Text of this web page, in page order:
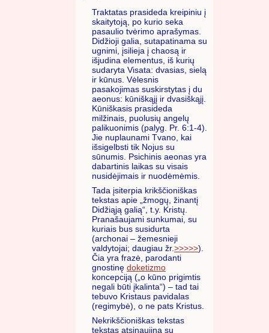
Traktatas prasideda kreipiniu į
skaitytoją, po kurio seka
pasaulio tvėrimo aprašymas.
Didžioji galia, sutapatinama su
ugnimi, įsilieja į chaosą ir
išjudina elementus, iš kurių
sudaryta Visata: dvasias, sielą
ir kūnus. Vėlesnis
pasakojimas suskirstytas į du
aeonus: kūniškąjį ir dvasiškąjį.
Kūniškasis prasideda
milžinais, puolusių angelų
palikuonimis (palyg. Pr. 6:1-4).
Jie nuplaunami Tvano, kai
išsigelbsti tik Nojus su
sūnumis. Psichinis aeonas yra
dabartinis laikas su visais
nusidėjimais ir nuodėmėmis.
Tada įsiterpia krikščioniškas
tekstas apie „žmogų, žinantį
Didžiąją galią“, t.y. Kristų.
Pranašaujami sunkumai, su
kuriais bus susidurta
(archonai – žemesnieji
valdytojai; daugiau žr.>>>>>).
Čia yra frazė, parodanti
gnostinę doketizmo
koncepciją („o kūno prigimtis
negali būti įkalinta“) – tad tai
tebuvo Kristaus pavidalas
(regimybė), o ne pats Kristus.
Nekrikščioniškas tekstas
tekstas atsinaujina su